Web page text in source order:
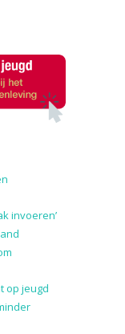
invoeren’
op jeugd